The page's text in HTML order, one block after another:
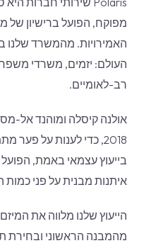
מפוקח, הפועל ברישיון של
האמירויות. מהמשרד שלנו
העולם: יזמים, משרדי
רב-לאומיים.
אולנה קיסלה ומוהנד אל-
2018, כדי לענות על
בייעוץ עצמאי באמת,
איתנות מבנית על פני
הייעוץ שלנו מלווה את
מהמבנה הראשוני ובחירת